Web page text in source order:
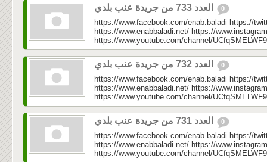
0
https://www.facebook.com/enab.baladi https://
https://www.enabbaladi.net/ https://
https://www.youtube.com/channel/
0
https://www.facebook.com/enab.baladi https://
https://www.enabbaladi.net/ https://
https://www.youtube.com/channel/
0
https://www.facebook.com/enab.baladi https://
https://www.enabbaladi.net/ https://
https://www.youtube.com/channel/